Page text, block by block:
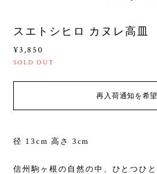
スエトシヒロ カヌレ高皿
¥3,850
SOLD OUT
再入荷通知を希
径 13cm 高さ 3cm
信州駒ヶ根の自然の中、ひとつひ